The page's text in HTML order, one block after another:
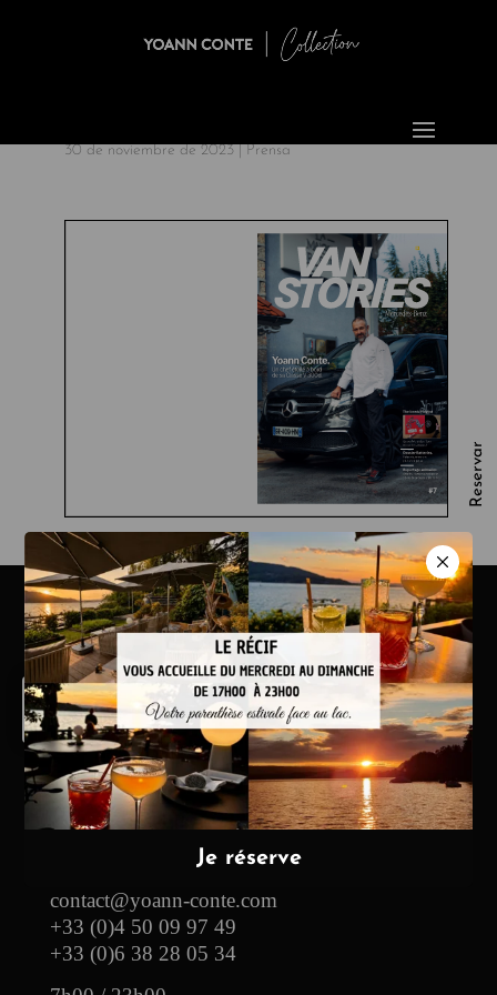
30 de noviembre de 2023 Prensa
Hotel & Restaurante
13, route des Pensières
74290 Veyrier-du-Lac
contact@yoann-conte.com
+33 (0)4 50 09 97 49
+33 (0)6 38 28 05 34
Reservar